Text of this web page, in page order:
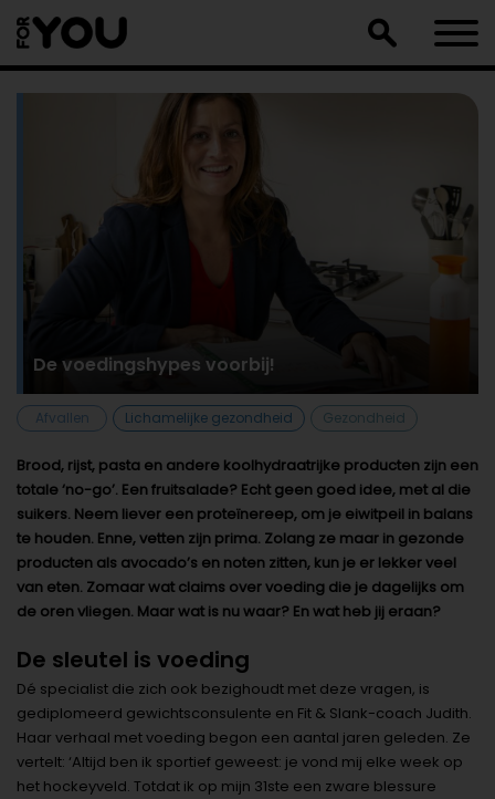
naar
artikel
De voedingshypes voorbij!
Afvallen Lichamelijke gezondheid Gezondheid
Brood, rijst, pasta en andere koolhydraatrijke producten zijn een
totale ‘no-go’. Een fruitsalade? Echt geen goed idee, met al die
suikers. Neem liever een proteïnereep, om je eiwitpeil in balans
te houden. Enne, vetten zijn prima. Zolang ze maar in gezonde
producten als avocado’s en noten zitten, kun je er lekker veel
van eten. Zomaar wat claims over voeding die je dagelijks om
de oren vliegen. Maar wat is nu waar? En wat heb jij eraan?
De sleutel is voeding
Dé specialist die zich ook bezighoudt met deze vragen, is
gediplomeerd gewichtsconsulente en Fit & Slank-coach Judith.
Haar verhaal met voeding begon een aantal jaren geleden. Ze
vertelt: ‘Altijd ben ik sportief geweest: je vond mij elke week op
het hockeyveld. Totdat ik op mijn 31ste een zware blessure